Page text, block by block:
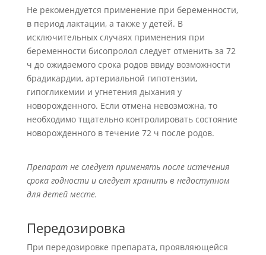
Не рекомендуется применение при беременности,
в период лактации, а также у детей. В
исключительных случаях применения при
беременности бисопролол следует отменить за 72
ч до ожидаемого срока родов ввиду возможности
брадикардии, артериальной гипотензии,
гипогликемии и угнетения дыхания у
новорожденного. Если отмена невозможна, то
необходимо тщательно контролировать состояние
новорожденного в течение 72 ч после родов.
Препарат не следует применять после истечения
срока годности и следует хранить в недоступном
для детей месте.
Передозировка
При передозировке препарата, проявляющейся